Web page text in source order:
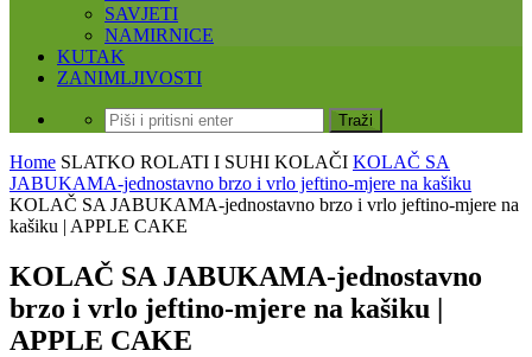
SAVJETI
NAMIRNICE
KUTAK
ZANIMLJIVOSTI
Home SLATKO ROLATI I SUHI KOLAČI KOLAČ SA
JABUKAMA-jednostavno brzo i vrlo jeftino-mjere na kašiku
KOLAČ SA JABUKAMA-jednostavno brzo i vrlo jeftino-mjere na
kašiku | APPLE CAKE
KOLAČ SA JABUKAMA-jednostavno
brzo i vrlo jeftino-mjere na kašiku |
APPLE CAKE